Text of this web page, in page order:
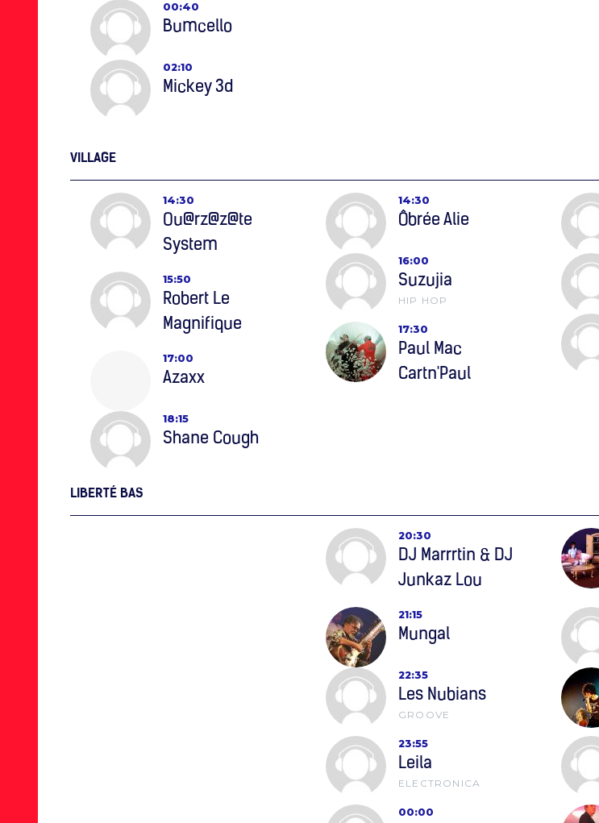
00:40
Bumcello
02:10
Mickey 3d
VILLAGE
14:30
Ou@rz@z@te
System
15:50
Robert Le
Magnifique
17:00
Azaxx
18:15
Shane Cough
14:30
Ôbrée Alie
16:00
Suzujia
HIP HOP
17:30
Paul Mac
Cartn'Paul
LIBERTÉ BAS
20:30
DJ Marrrtin & DJ
Junkaz Lou
21:15
Mungal
22:35
Les Nubians
GROOVE
23:55
Leila
ELECTRONICA
00:00